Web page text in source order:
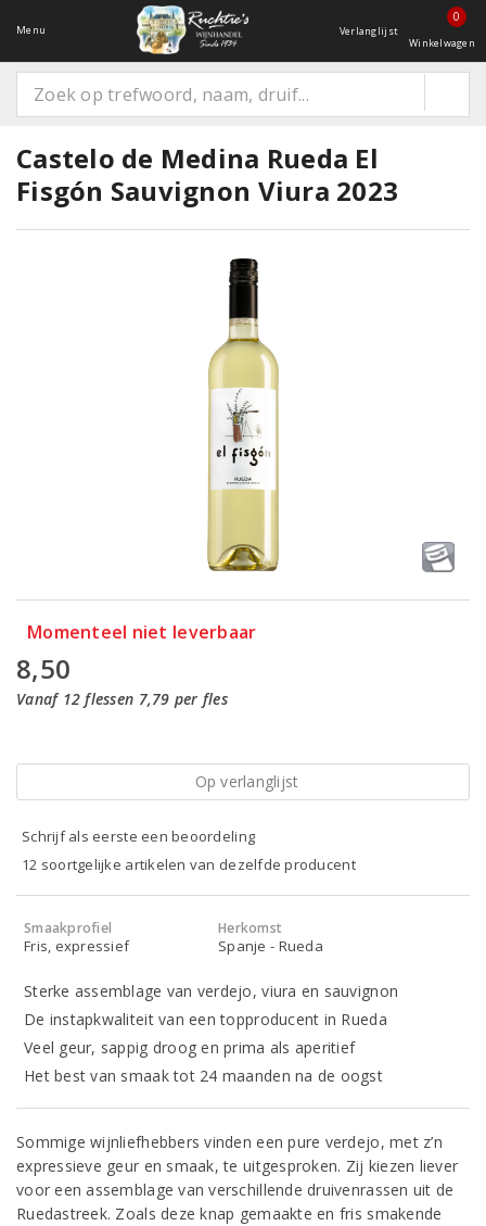
Menu Verlanglijst
0
Winkelwagen
Castelo de Medina Rueda El
Fisgón Sauvignon Viura 2023
Momenteel niet leverbaar
8,50
Vanaf 12 flessen 7,79 per fles
Op verlanglijst
Schrijf als eerste een beoordeling
12 soortgelijke artikelen van dezelfde producent
Smaakprofiel
Fris, expressief
Herkomst
Spanje - Rueda
Sterke assemblage van verdejo, viura en sauvignon
De instapkwaliteit van een topproducent in Rueda
Veel geur, sappig droog en prima als aperitief
Het best van smaak tot 24 maanden na de oogst
Sommige wijnliefhebbers vinden een pure verdejo, met z’n
expressieve geur en smaak, te uitgesproken. Zij kiezen liever
voor een assemblage van verschillende druivenrassen uit de
Ruedastreek. Zoals deze knap gemaakte en fris smakende